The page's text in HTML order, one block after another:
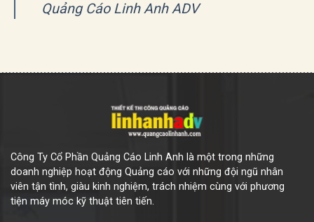
Quảng Cáo Linh Anh ADV
Công Ty Cổ Phần Quảng Cáo Linh Anh là một trong những
doanh nghiệp hoạt động Quảng cáo với những đội ngũ nhân
viên tận tình, giàu kinh nghiệm, trách nhiệm cùng với phương
tiện máy móc kỹ thuật tiên tiến.